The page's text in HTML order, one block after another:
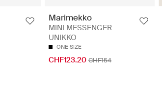
Marimekko
MINI MESSENGER
UNIKKO
ONE SIZE
CHF123.20 CHF154